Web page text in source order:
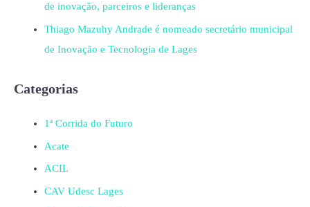
de inovação, parceiros e lideranças
Thiago Mazuhy Andrade é nomeado secretário municipal
de Inovação e Tecnologia de Lages
Categorias
1ª Corrida do Futuro
Acate
ACIL
CAV Udesc Lages